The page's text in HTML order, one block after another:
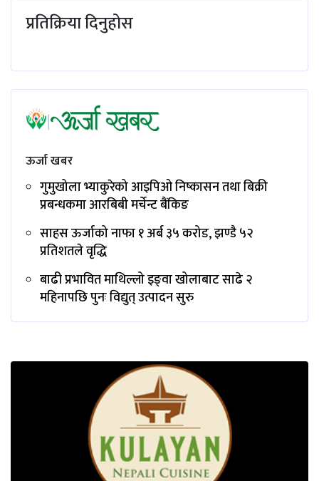
प्रतिक्रिया दिनुहोस
ऊर्जा खबर
गुमुखोला भ्याकुरेको आइपिओ निष्कासन तथा बिक्री
प्रबन्धकमा आरबिबी मर्चेन्ट बैंकिङ
साहस ऊर्जाको नाफा १ अर्ब ३५ करोड, झण्डै ५२
प्रतिशतले वृद्धि
बाढी प्रभावित माथिल्लो इङ्‌वा खोलाबाट साढे २
महिनापछि पुनः विद्युत् उत्पादन सुरु